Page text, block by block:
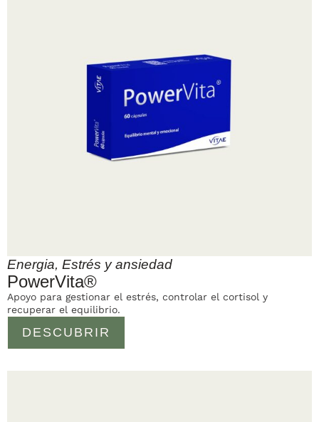
Energia, Estrés y ansiedad
PowerVita®
DESCUBRIR
Apoyo para gestionar el estrés, controlar el cortisol y
recuperar el equilibrio.